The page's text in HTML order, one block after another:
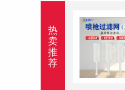
热
卖
推
荐